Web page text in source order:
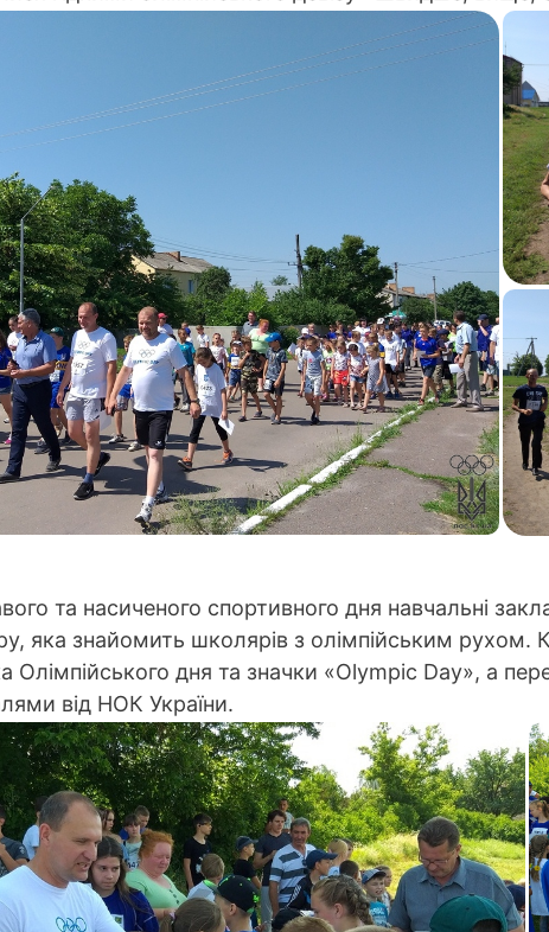
та насиченого спортивного дня навчальні
яка знайомить школярів з олімпійським
Олімпійського дня та значки «Olympic Day», а
від НОК України.